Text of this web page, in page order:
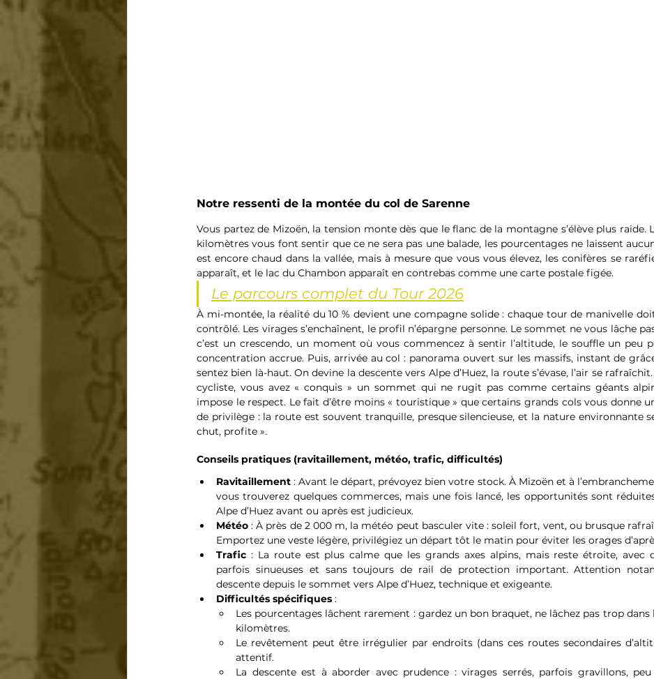
Notre ressenti de la montée du col de Sarenne
Vous partez de Mizoën, la tension monte dès que le flanc de la montagne s’élève plus raide.
kilomètres vous font sentir que ce ne sera pas une balade, les pourcentages ne laissent
est encore chaud dans la vallée, mais à mesure que vous vous élevez, les conifères se
apparaît, et le lac du Chambon apparaît en contrebas comme une carte postale figée.
Le parcours complet du Tour 2026
À mi-montée, la réalité du 10 % devient une compagne solide : chaque tour de manivelle
contrôlé. Les virages s’enchaînent, le profil n’épargne personne. Le sommet ne vous lâche
c’est un crescendo, un moment où vous commencez à sentir l’altitude, le souffle un peu
concentration accrue. Puis, arrivée au col : panorama ouvert sur les massifs, instant de
sentez bien là-haut. On devine la descente vers Alpe d’Huez, la route s’évase, l’air se
cycliste, vous avez « conquis » un sommet qui ne rugit pas comme certains géants
impose le respect. Le fait d’être moins « touristique » que certains grands cols vous donne
de privilège : la route est souvent tranquille, presque silencieuse, et la nature environnante
chut, profite ».
Conseils pratiques (ravitaillement, météo, trafic, difficultés)
Ravitaillement : Avant le départ, prévoyez bien votre stock. À Mizoën et à
vous trouverez quelques commerces, mais une fois lancé, les opportunités sont
Alpe d’Huez avant ou après est judicieux.
Météo : À près de 2 000 m, la météo peut basculer vite : soleil fort, vent, ou brusque
Emportez une veste légère, privilégiez un départ tôt le matin pour éviter les orages
Trafic : La route est plus calme que les grands axes alpins, mais reste étroite, avec
parfois sinueuses et sans toujours de rail de protection important. Attention
descente depuis le sommet vers Alpe d’Huez, technique et exigeante.
Difficultés spécifiques :
Les pourcentages lâchent rarement : gardez un bon braquet, ne lâchez pas trop dans
kilomètres.
Le revêtement peut être irrégulier par endroits (dans ces routes secondaires
attentif.
La descente est à aborder avec prudence : virages serrés, parfois gravillons,